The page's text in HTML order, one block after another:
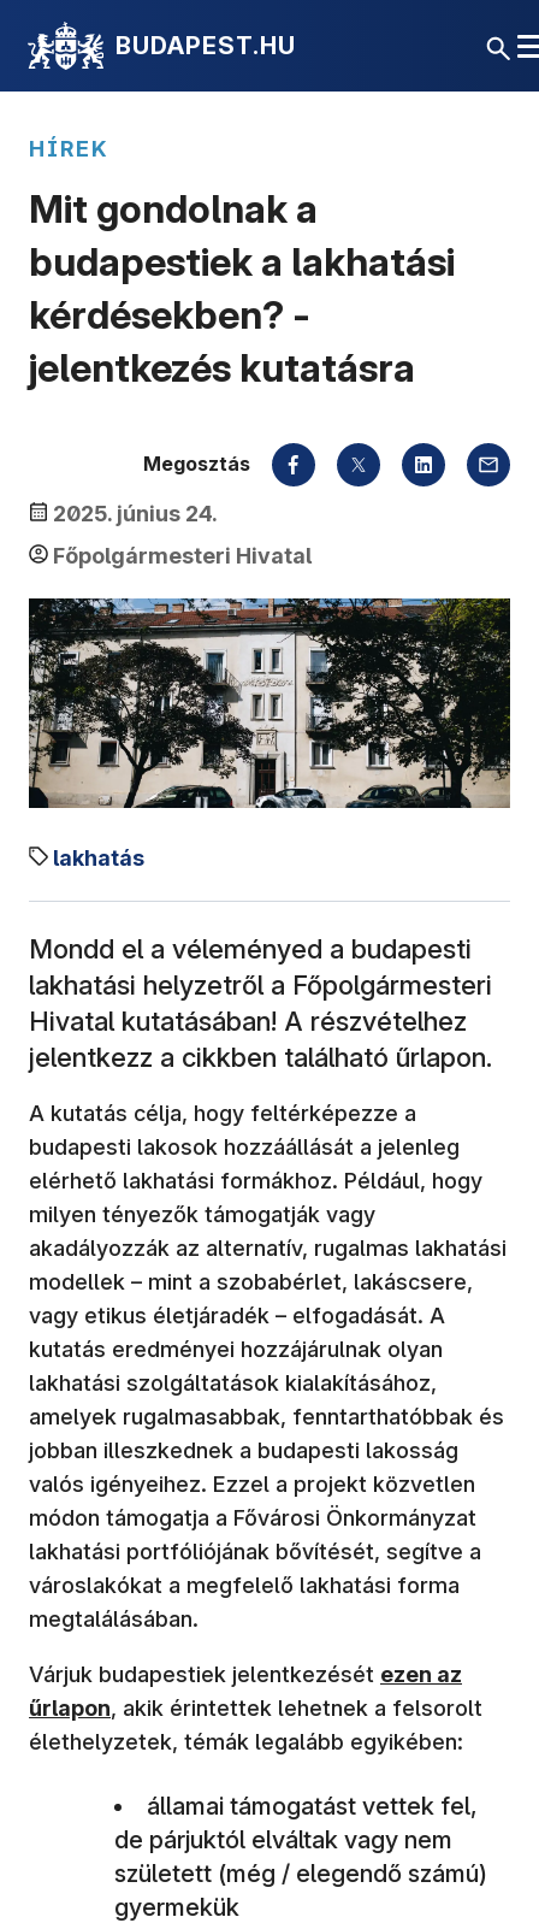
BUDAPEST.HU
HÍREK
Mit gondolnak a
budapestiek a lakhatási
kérdésekben? -
jelentkezés kutatásra
2025. június 24.
Főpolgármesteri Hivatal
lakhatás
Megosztás
Mondd el a véleményed a budapesti
lakhatási helyzetről a Főpolgármesteri
Hivatal kutatásában! A részvételhez
jelentkezz a cikkben található űrlapon.
A kutatás célja, hogy feltérképezze a
budapesti lakosok hozzáállását a jelenleg
elérhető lakhatási formákhoz. Például, hogy
milyen tényezők támogatják vagy
akadályozzák az alternatív, rugalmas lakhatási
modellek – mint a szobabérlet, lakáscsere,
vagy etikus életjáradék – elfogadását. A
kutatás eredményei hozzájárulnak olyan
lakhatási szolgáltatások kialakításához,
amelyek rugalmasabbak, fenntarthatóbbak és
jobban illeszkednek a budapesti lakosság
valós igényeihez. Ezzel a projekt közvetlen
módon támogatja a Fővárosi Önkormányzat
lakhatási portfóliójának bővítését, segítve a
városlakókat a megfelelő lakhatási forma
megtalálásában.
Várjuk budapestiek jelentkezését ezen az
űrlapon, akik érintettek lehetnek a felsorolt
élethelyzetek, témák legalább egyikében:
államai támogatást vettek fel,
de párjuktól elváltak vagy nem
született (még / elegendő számú)
gyermekük